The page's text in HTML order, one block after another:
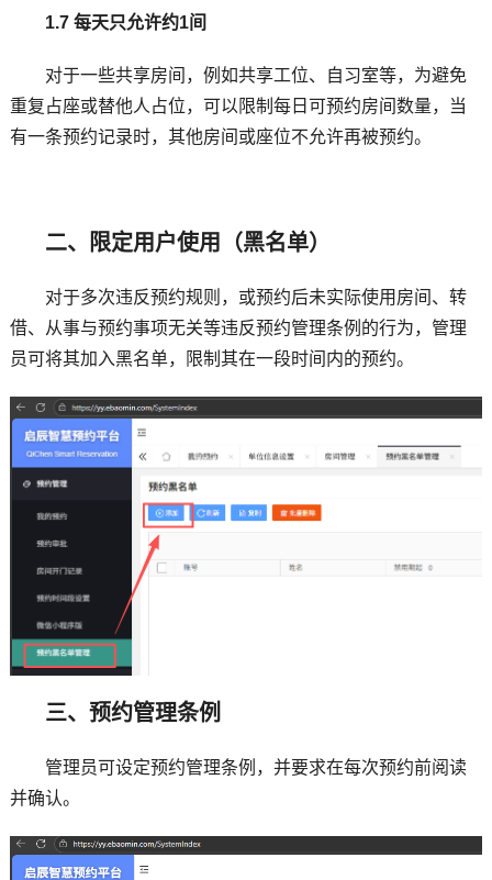
1.7 每天只允许约1间
对于一些共享房间，例如共享工位、自习室等，为避免
重复占座或替他人占位，可以限制每日可预约房间数量，当
有一条预约记录时，其他房间或座位不允许再被预约。
二、限定用户使用（黑名单）
对于多次违反预约规则，或预约后未实际使用房间、转
借、从事与预约事项无关等违反预约管理条例的行为，管理
员可将其加入黑名单，限制其在一段时间内的预约。
三、预约管理条例
管理员可设定预约管理条例，并要求在每次预约前阅读
并确认。